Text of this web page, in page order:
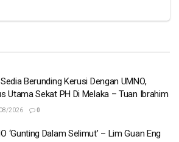
luar bandar kerana ia adalah
mereka dapat
atau parti seperti PBB, PRS dan
BN Sarawak.
Berunding Kerusi Dengan UMNO,
Utama Sekat PH Di Melaka – Tuan Ibrahim
2026 0
‘Gunting Dalam Selimut’ – Lim Guan Eng